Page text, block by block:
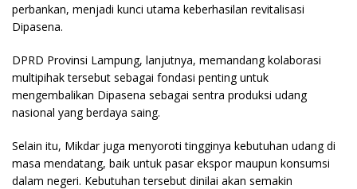
perbankan, menjadi kunci utama keberhasilan revitalisasi
Dipasena.
DPRD Provinsi Lampung, lanjutnya, memandang kolaborasi
multipihak tersebut sebagai fondasi penting untuk
mengembalikan Dipasena sebagai sentra produksi udang
nasional yang berdaya saing.
Selain itu, Mikdar juga menyoroti tingginya kebutuhan udang di
masa mendatang, baik untuk pasar ekspor maupun konsumsi
dalam negeri. Kebutuhan tersebut dinilai akan semakin